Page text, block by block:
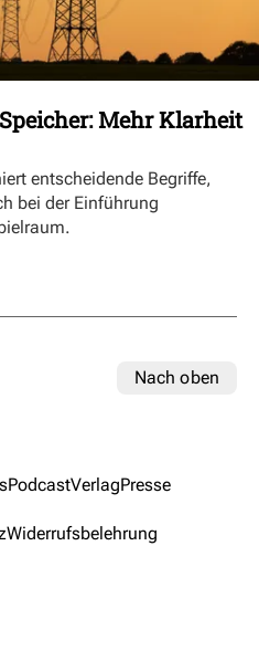
Mehr Klarheit
entscheidende Begriffe,
bei der Einführung
Nach oben
PodcastVerlagPresse
Widerrufsbelehrung